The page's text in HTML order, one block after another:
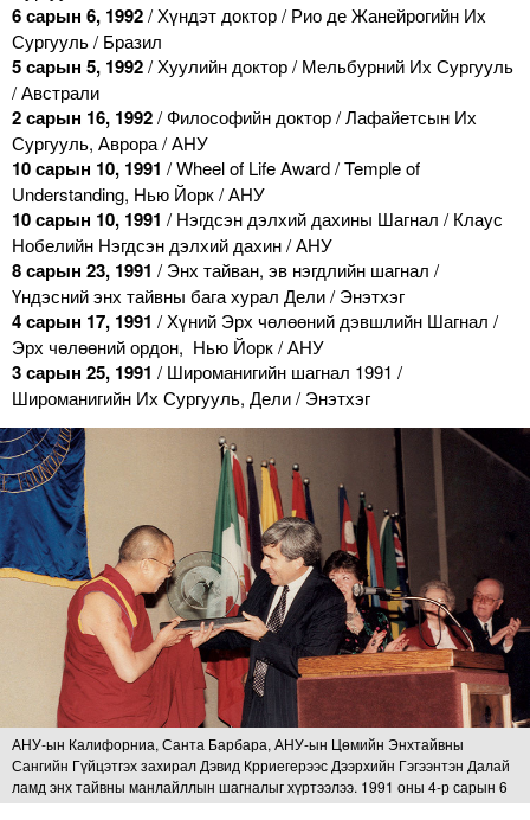
6 сарын 6, 1992/ Хүндэт доктор / Рио де Жанейрогийн Их
Сургууль / Бразил
5 сарын 5, 1992/ Хуулийн доктор / Мельбурний Их Сургууль
/ Австрали
2 сарын 16, 1992/ Философийн доктор / Лафайетсын Их
Сургууль, Аврора / АНУ
10 сарын 10, 1991 / Wheel of Life Award / Temple of
Understanding, Нью Йорк / АНУ
10 сарын 10, 1991 / Нэгдсэн дэлхий дахины Шагнал / Клаус
Нобелийн Нэгдсэн дэлхий дахин / АНУ
8 сарын 23, 1991 / Энх тайван, эв нэгдлийн шагнал /
Үндэсний энх тайвны бага хурал Дели / Энэтхэг
4 сарын 17, 1991 / Хүний Эрх чөлөөний дэвшлийн Шагнал /
Эрх чөлөөний ордон, Нью Йорк / АНУ
3 сарын 25, 1991 / Широманигийн шагнал 1991 /
Широманигийн Их Сургууль, Дели / Энэтхэг
АНУ-ын Калифорниа, Санта Барбара, АНУ-ын Цөмийн Энхтайвны
Сангийн Гүйцэтгэх захирал Дэвид Крриегерээс Дээрхийн Гэгээнтэн Далай
ламд энх тайвны манлайллын шагналыг хүртээлээ. 1991 оны 4-р сарын 6